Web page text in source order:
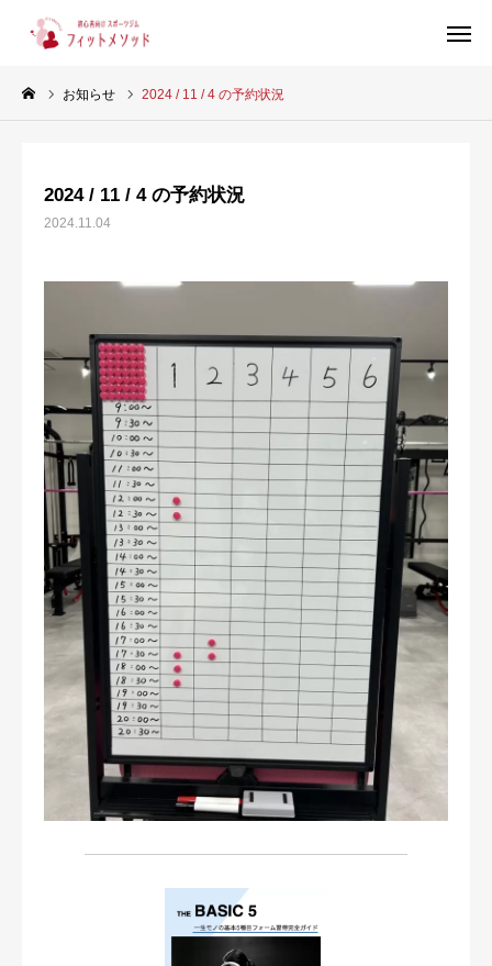
お知らせ 2024 / 11 / 4 の予約状況
2024 / 11 / 4 の予約状況
2024.11.04
当ジムについて
お客様の声
ブログ
店舗情報
お問い合わせ・ご予約
会則等
お知らせ